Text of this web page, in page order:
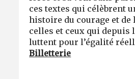
ces textes qui célèbrent
histoire du courage et de
celles et ceux qui depuis
luttent pour l’égalité
Billetterie